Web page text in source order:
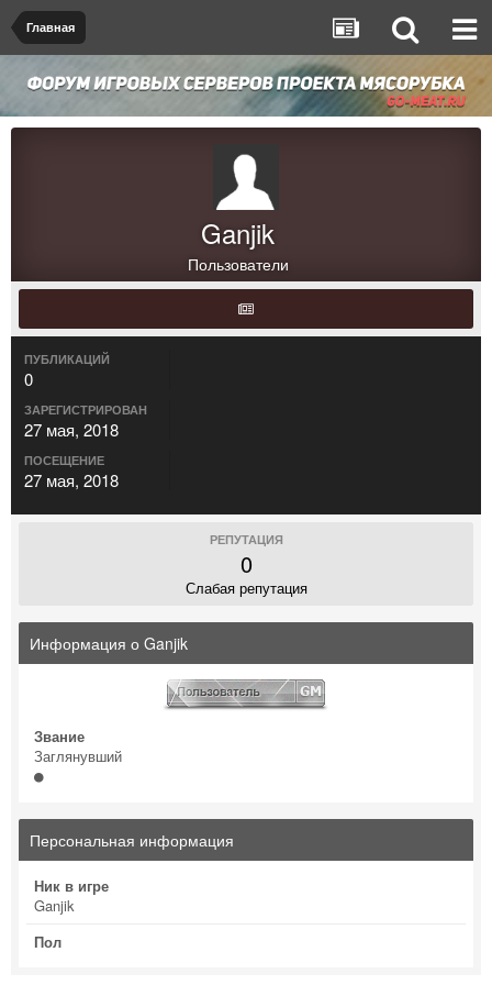
Главная
Ganjik
Пользователи
ПУБЛИКАЦИЙ
0
ЗАРЕГИСТРИРОВАН
27 мая, 2018
ПОСЕЩЕНИЕ
27 мая, 2018
РЕПУТАЦИЯ
0
Слабая репутация
Информация о Ganjik
Звание
Заглянувший
Персональная информация
Ник в игре
Ganjik
Пол